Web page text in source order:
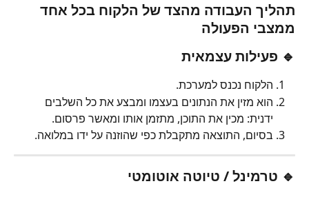
תהליך העבודה מהצד של הלקוח בכל אחד
ממצבי הפעולה
🔹 פעילות עצמאית
הלקוח נכנס למערכת.
הוא מזין את הנתונים בעצמו ומבצע את כל השלבים
ידנית: מכין את התוכן, מתזמן אותו ומאשר פרסום.
בסיום, התוצאה מתקבלת כפי שהוזנה על ידו במלואה.
🔹 טרמינל / טיוטה אוטומטי